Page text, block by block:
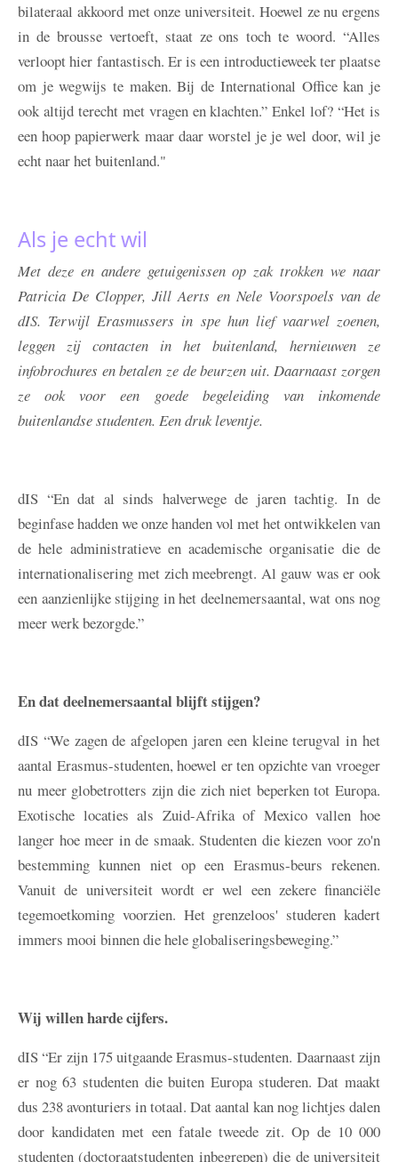
bilateraal akkoord met onze universiteit. Hoewel ze nu ergens
in de brousse vertoeft, staat ze ons toch te woord. “Alles
verloopt hier fantastisch. Er is een introductieweek ter plaatse
om je wegwijs te maken. Bij de International Office kan je
ook altijd terecht met vragen en klachten.” Enkel lof? “Het is
een hoop papierwerk maar daar worstel je je wel door, wil je
echt naar het buitenland."
Als je echt wil
Met deze en andere getuigenissen op zak trokken we naar
Patricia De Clopper, Jill Aerts en Nele Voorspoels van de
dIS. Terwijl Erasmussers in spe hun lief vaarwel zoenen,
leggen zij contacten in het buitenland, hernieuwen ze
infobrochures en betalen ze de beurzen uit. Daarnaast zorgen
ze ook voor een goede begeleiding van inkomende
buitenlandse studenten. Een druk leventje.
dIS “En dat al sinds halverwege de jaren tachtig. In de
beginfase hadden we onze handen vol met het ontwikkelen van
de hele administratieve en academische organisatie die de
internationalisering met zich meebrengt. Al gauw was er ook
een aanzienlijke stijging in het deelnemersaantal, wat ons nog
meer werk bezorgde.”
En dat deelnemersaantal blijft stijgen?
dIS “We zagen de afgelopen jaren een kleine terugval in het
aantal Erasmus-studenten, hoewel er ten opzichte van vroeger
nu meer globetrotters zijn die zich niet beperken tot Europa.
Exotische locaties als Zuid-Afrika of Mexico vallen hoe
langer hoe meer in de smaak. Studenten die kiezen voor zo'n
bestemming kunnen niet op een Erasmus-beurs rekenen.
Vanuit de universiteit wordt er wel een zekere financiële
tegemoetkoming voorzien. Het grenzeloos' studeren kadert
immers mooi binnen die hele globaliseringsbeweging.”
Wij willen harde cijfers.
dIS “Er zijn 175 uitgaande Erasmus-studenten. Daarnaast zijn
er nog 63 studenten die buiten Europa studeren. Dat maakt
dus 238 avonturiers in totaal. Dat aantal kan nog lichtjes dalen
door kandidaten met een fatale tweede zit. Op de 10 000
studenten (doctoraatstudenten inbegrepen) die de universiteit